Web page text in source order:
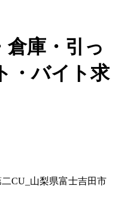
倉庫・引っ
・バイト求
CU_山梨県富士吉田市